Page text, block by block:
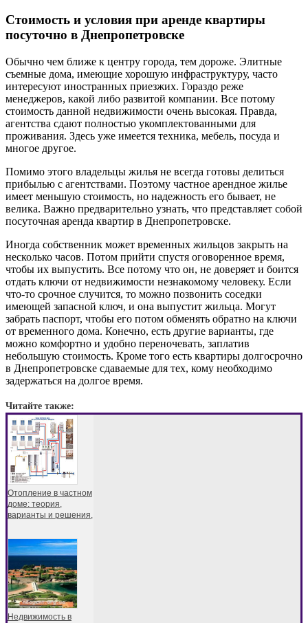
Стоимость и условия при аренде квартиры
посуточно в Днепропетровске
Обычно чем ближе к центру города, тем дороже. Элитные
съемные дома, имеющие хорошую инфраструктуру, часто
интересуют иностранных приезжих. Гораздо реже
менеджеров, какой либо развитой компании. Все потому
стоимость данной недвижимости очень высокая. Правда,
агентства сдают полностью укомплектованными для
проживания. Здесь уже имеется техника, мебель, посуда и
многое другое.
Помимо этого владельцы жилья не всегда готовы делиться
прибылью с агентствами. Поэтому частное арендное жилье
имеет меньшую стоимость, но надежность его бывает, не
велика. Важно предварительно узнать, что представляет собой
посуточная аренда квартир в Днепропетровске.
Иногда собственник может временных жильцов закрыть на
несколько часов. Потом прийти спустя оговоренное время,
чтобы их выпустить. Все потому что он, не доверяет и боится
отдать ключи от недвижимости незнакомому человеку. Если
что-то срочное случится, то можно позвонить соседки
имеющей запасной ключ, и она выпустит жильца. Могут
забрать паспорт, чтобы его потом обменять обратно на ключи
от временного дома. Конечно, есть другие варианты, где
можно комфортно и удобно переночевать, заплатив
небольшую стоимость. Кроме того есть квартиры долгосрочно
в Днепропетровске сдаваемые для тех, кому необходимо
задержаться на долгое время.
Читайте также:
Отопление в частном
доме: теория,
варианты и решения,
Недвижимость в